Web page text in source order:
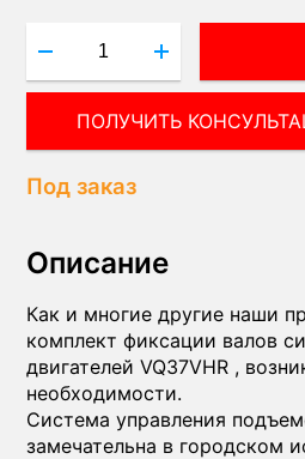
ПОЛУЧИТЬ
Под заказ
Описание
Как и многие другие наши
комплект фиксации валов
двигателей VQ37VHR ,
необходимости.
Система управления
замечательна в городском